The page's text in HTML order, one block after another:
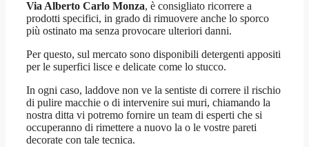
Via Alberto Carlo Monza, è consigliato ricorrere a
prodotti specifici, in grado di rimuovere anche lo sporco
più ostinato ma senza provocare ulteriori danni.
Per questo, sul mercato sono disponibili detergenti appositi
per le superfici lisce e delicate come lo stucco.
In ogni caso, laddove non ve la sentiste di correre il rischio
di pulire macchie o di intervenire sui muri, chiamando la
nostra ditta vi potremo fornire un team di esperti che si
occuperanno di rimettere a nuovo la o le vostre pareti
decorate con tale tecnica.